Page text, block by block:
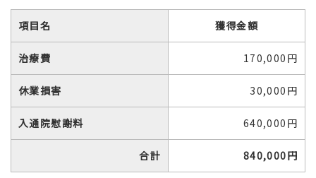
項目名 獲得金額
治療費 170,000円
休業損害 30,000円
入通院慰謝料 640,000円
合計 840,000円